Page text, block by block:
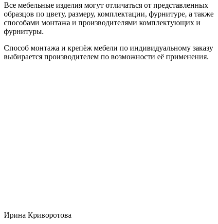
Все мебельные изделия могут отличаться от представленных
образцов по цвету, размеру, комплектации, фурнитуре, а также
способами монтажа и производителями комплектующих и
фурнитуры.
Способ монтажа и крепёж мебели по индивидуальному заказу
выбирается производителем по возможности её применения.
Ирина Криворотова